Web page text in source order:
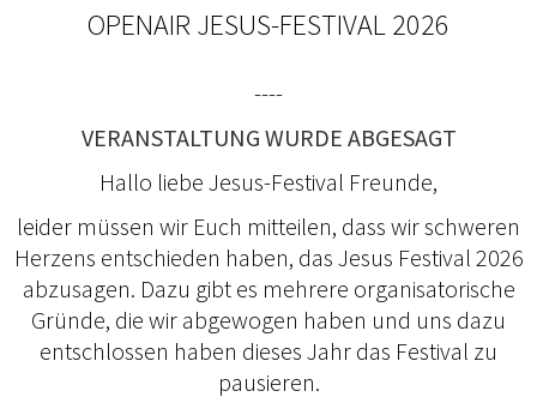
OPENAIR JESUS-FESTIVAL 2026
----
VERANSTALTUNG WURDE ABGESAGT
Hallo liebe Jesus-Festival Freunde,
leider müssen wir Euch mitteilen, dass wir schweren
Herzens entschieden haben, das Jesus Festival 2026
abzusagen. Dazu gibt es mehrere organisatorische
Gründe, die wir abgewogen haben und uns dazu
entschlossen haben dieses Jahr das Festival zu
pausieren.